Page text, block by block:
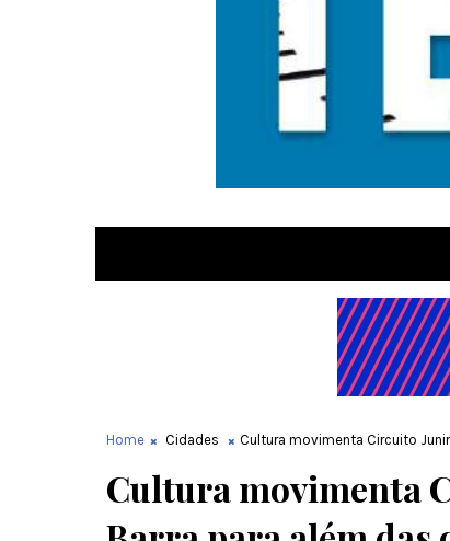
Home Cidades Cultura movimenta Circuito
Cultura movimenta